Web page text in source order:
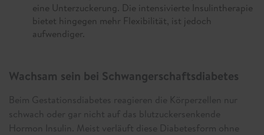
eine Unterzuckerung. Die intensivierte Insulintherapie
bietet hingegen mehr Flexibilität, ist jedoch
aufwendiger.
Wachsam sein bei Schwangerschaftsdiabetes
Beim Gestationsdiabetes reagieren die Körperzellen nur
schwach oder gar nicht auf das blutzuckersenkende
Hormon Insulin. Meist verläuft diese Diabetesform ohne